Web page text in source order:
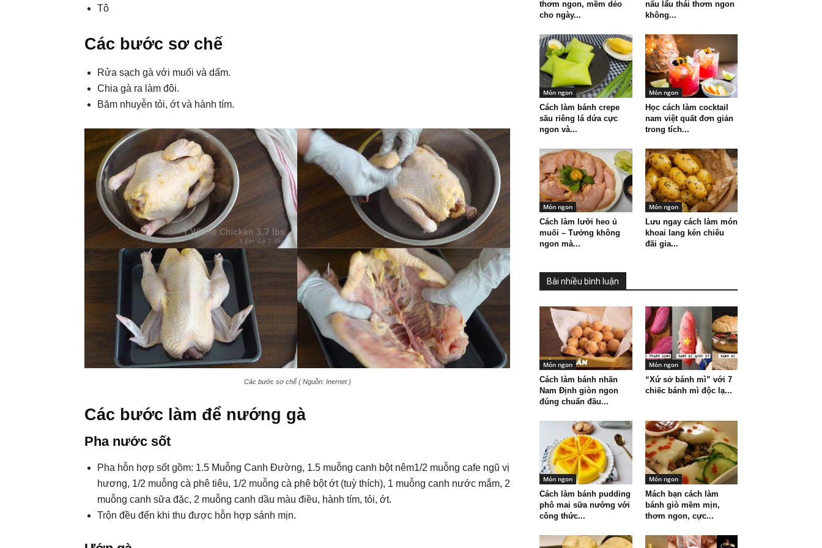
Tô
Các bước sơ chế
Rửa sạch gà với muối và dấm.
Chia gà ra làm đôi.
Băm nhuyễn tỏi, ớt và hành tím.
Các bước sơ chế ( Nguồn: Inernet )
Các bước làm để nướng gà
Pha nước sốt
Pha hỗn hợp sốt gồm: 1.5 Muỗng Canh Đường, 1.5 muỗng canh bột nêm1/2 muỗng cafe ngũ vị
hương, 1/2 muỗng cà phê tiêu, 1/2 muỗng cà phê bột ớt (tuỳ thích), 1 muỗng canh nước mắm, 2
muỗng canh sữa đặc, 2 muỗng canh dầu màu điều, hành tím, tỏi, ớt.
Trộn đều đến khi thu được hỗn hợp sánh mịn.
thơm ngon, mềm dẻo
cho ngày...
nấu lẩu thái thơm ngon
không...
Món ngon
Cách làm bánh crepe
sầu riêng lá dứa cực
ngon và...
Món ngon
Học cách làm cocktail
nam việt quất đơn giản
trong tích...
Món ngon
Cách làm lưỡi heo ủ
muối – Tưởng không
ngon mà...
Món ngon
Lưu ngay cách làm món
khoai lang kén chiêu
đãi gia...
Bài nhiều bình luận
Món ngon
Cách làm bánh nhãn
Nam Định giòn ngon
đúng chuẩn đầu...
Món ngon
“Xứ sở bánh mì” với 7
chiếc bánh mì độc lạ...
Món ngon
Cách làm bánh pudding
phô mai sữa nướng với
công thức...
Món ngon
Mách bạn cách làm
bánh giò mềm mịn,
thơm ngon, cực...